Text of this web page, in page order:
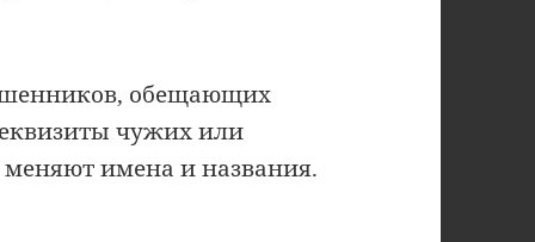
обещающих
чужих или
имена и названия.